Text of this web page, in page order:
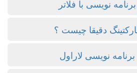
نویسی با فلاتر
دقیقا چیست ؟
نویسی لاراول